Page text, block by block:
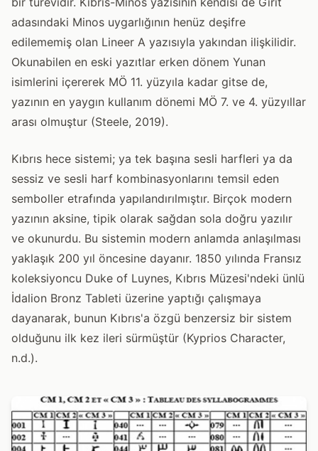
adasındaki Minos uygarlığının henüz deşifre
edilememiş olan Lineer A yazısıyla yakından ilişkilidir.
Okunabilen en eski yazıtlar erken dönem Yunan
isimlerini içererek MÖ 11. yüzyıla kadar gitse de,
yazının en yaygın kullanım dönemi MÖ 7. ve 4. yüzyıllar
arası olmuştur (Steele, 2019).
Kıbrıs hece sistemi; ya tek başına sesli harfleri ya da
sessiz ve sesli harf kombinasyonlarını temsil eden
semboller etrafında yapılandırılmıştır. Birçok modern
yazının aksine, tipik olarak sağdan sola doğru yazılır
ve okunurdu. Bu sistemin modern anlamda anlaşılması
yaklaşık 200 yıl öncesine dayanır. 1850 yılında Fransız
koleksiyoncu Duke of Luynes, Kıbrıs Müzesi'ndeki ünlü
İdalion Bronz Tableti üzerine yaptığı çalışmaya
dayanarak, bunun Kıbrıs'a özgü benzersiz bir sistem
olduğunu ilk kez ileri sürmüştür (Kyprios Character,
n.d.).